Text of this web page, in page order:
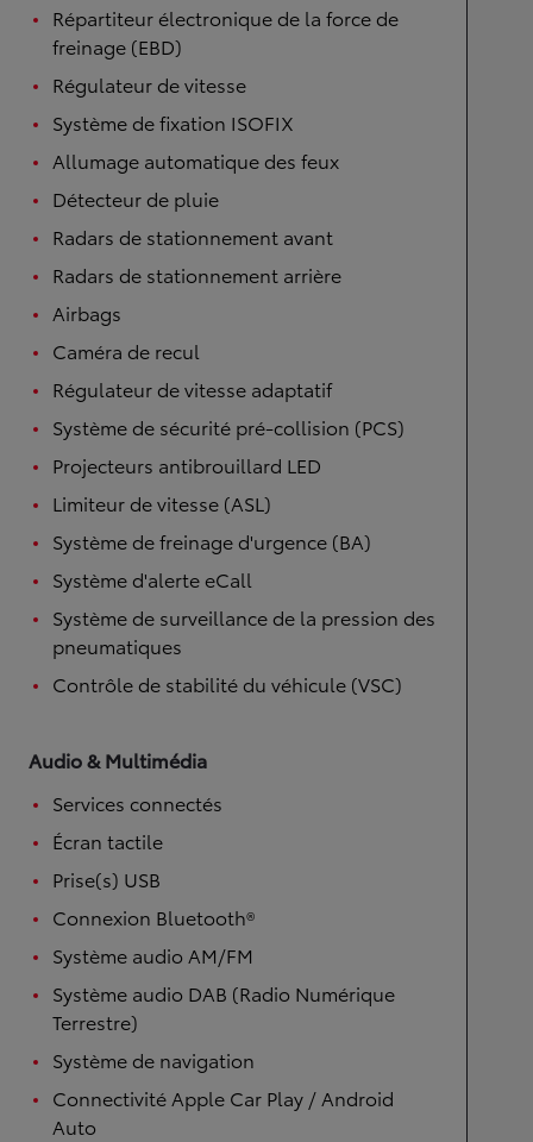
Répartiteur électronique de la force de
freinage (EBD)
Régulateur de vitesse
Système de fixation ISOFIX
Allumage automatique des feux
Détecteur de pluie
Radars de stationnement avant
Radars de stationnement arrière
Airbags
Caméra de recul
Régulateur de vitesse adaptatif
Système de sécurité pré-collision (PCS)
Projecteurs antibrouillard LED
Limiteur de vitesse (ASL)
Système de freinage d'urgence (BA)
Système d'alerte eCall
Système de surveillance de la pression des
pneumatiques
Contrôle de stabilité du véhicule (VSC)
Audio & Multimédia
Services connectés
Écran tactile
Prise(s) USB
Connexion Bluetooth®
Système audio AM/FM
Système audio DAB (Radio Numérique
Terrestre)
Système de navigation
Connectivité Apple Car Play / Android
Auto